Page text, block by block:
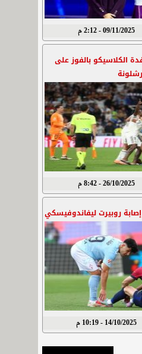
09/11/2025 - 2:12 م
الكلاسيكو بالفوز على
26/10/2025 - 8:42 م
روبيرت ليفاندوفيسكي
14/10/2025 - 10:19 م